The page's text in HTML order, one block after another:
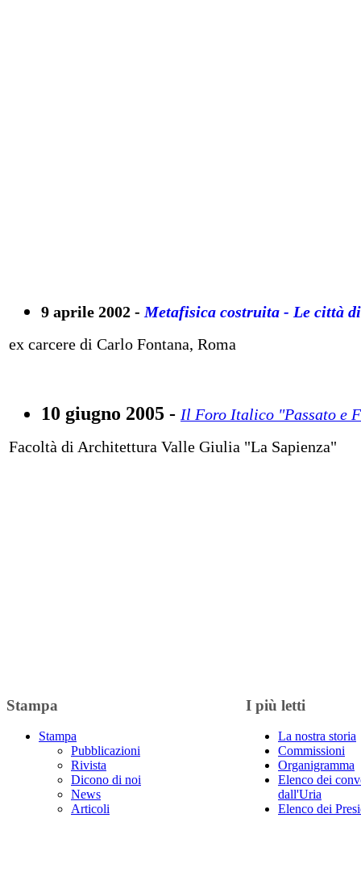
9 aprile 2002 - Metafisica costruita - Le città
ex carcere di Carlo Fontana, Roma
10 giugno 2005 - Il Foro Italico "Passato e
Facoltà di Architettura Valle Giulia "La Sapienza"
Stampa
Stampa
Pubblicazioni
Rivista
Dicono di noi
News
Articoli
I più letti
La nostra storia
Commissioni
Organigramma
Elenco dei
dall'Uria
Elenco dei